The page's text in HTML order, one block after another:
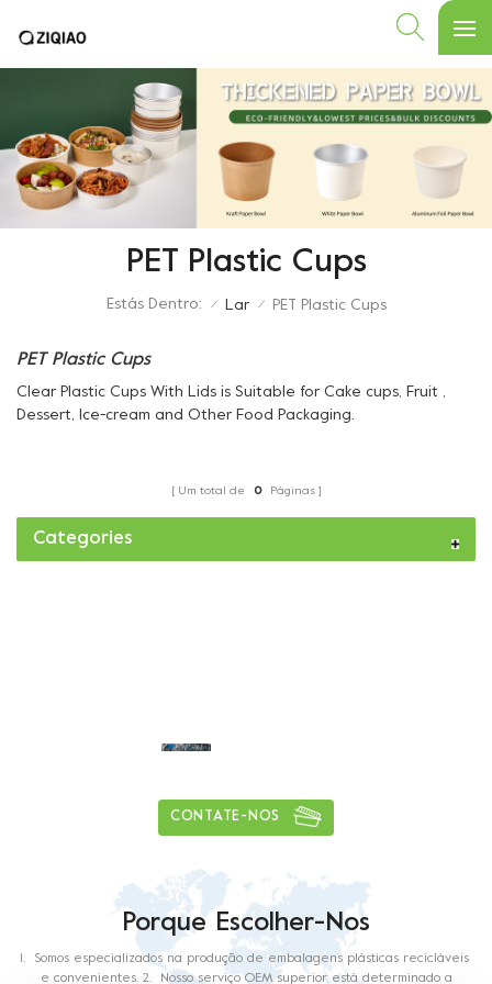
PET Plastic Cups
Estás Dentro: / Lar / PET Plastic Cups
PET Plastic Cups
Clear Plastic Cups With Lids is Suitable for Cake cups, Fruit ,
Dessert, Ice-cream and Other Food Packaging.
Um total de 0 Páginas
Categories
CONTATE-NOS
Porque Escolher-Nos
1. Somos especializados na produção de embalagens plásticas recicláveis ​​
e convenientes. 2. Nosso serviço OEM superior está determinado a